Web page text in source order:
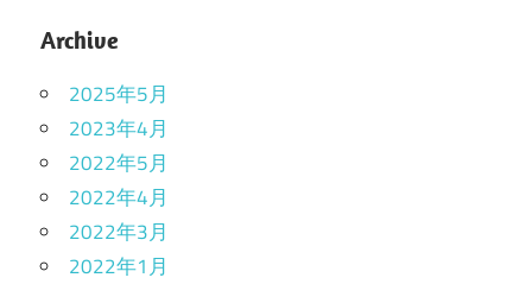
Archive
2025年5月
2023年4月
2022年5月
2022年4月
2022年3月
2022年1月